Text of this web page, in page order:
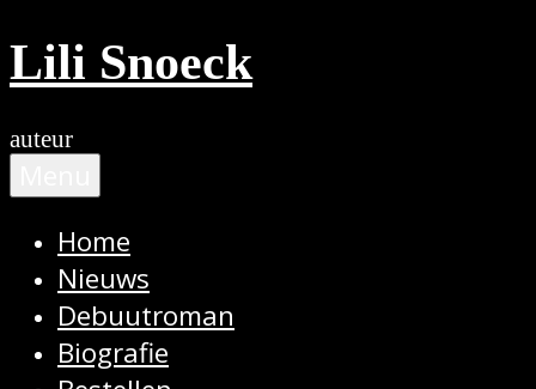
Ga
naar
inhoud
Lili Snoeck
auteur
Home
Nieuws
Debuutroman
Biografie